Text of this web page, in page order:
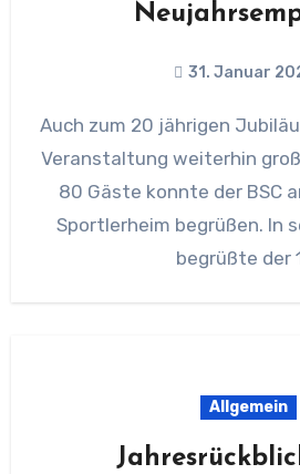
31. Januar
Auch zum 20 jährigen Jubiläum erfreut sich die
Veranstaltung weiterhin
80 Gäste konnte der BSC
Sportlerheim begrüßen. In
begrüßte der
Allgemein